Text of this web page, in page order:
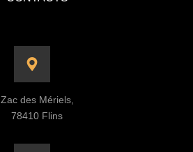
Zac des Mériels,
78410 Flins